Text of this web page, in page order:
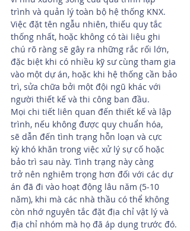
trình và quản lý toàn bộ hệ thống KNX.
Việc đặt tên ngẫu nhiên, thiếu quy tắc
thống nhất, hoặc không có tài liệu ghi
chú rõ ràng sẽ gây ra những rắc rối lớn,
đặc biệt khi có nhiều kỹ sư cùng tham gia
vào một dự án, hoặc khi hệ thống cần bảo
trì, sửa chữa bởi một đội ngũ khác với
người thiết kế và thi công ban đầu.
Mọi chi tiết liên quan đến thiết kế và lập
trình, nếu không được quy chuẩn hóa,
sẽ dẫn đến tình trạng hỗn loạn và cực
kỳ khó khăn trong việc xử lý sự cố hoặc
bảo trì sau này. Tình trạng này càng
trở nên nghiêm trọng hơn đối với các dự
án đã đi vào hoạt động lâu năm (5-10
năm), khi mà các nhà thầu có thể không
còn nhớ nguyên tắc đặt địa chỉ vật lý và
địa chỉ nhóm mà họ đã áp dụng trước đó.